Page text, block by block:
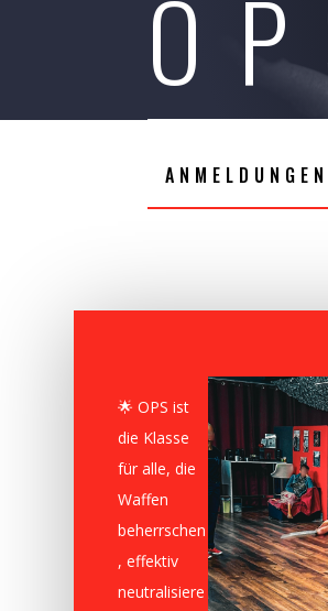
ANMELDUNGEN
🌟 OPS ist
die Klasse
für alle, die
Waffen
beherrschen
, effektiv
neutralisiere